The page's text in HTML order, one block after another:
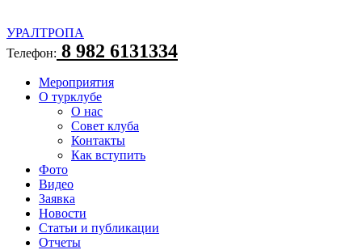
УРАЛТРОПА
Телефон: 8 982 6131334
Мероприятия
О турклубе
О нас
Совет клуба
Контакты
Как вступить
Фото
Видео
Заявка
Новости
Статьи и публикации
Отчеты